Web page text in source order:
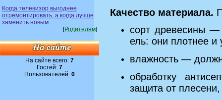
Когда телевизор выгоднее
отремонтировать, а когда лучше
заменить новым
[Родителям]
На сайте всего: 7
Гостей: 7
Пользователей: 0
Качество материала.
сорт древесины —
ель: они плотнее и
влажность —
обработку
защита от